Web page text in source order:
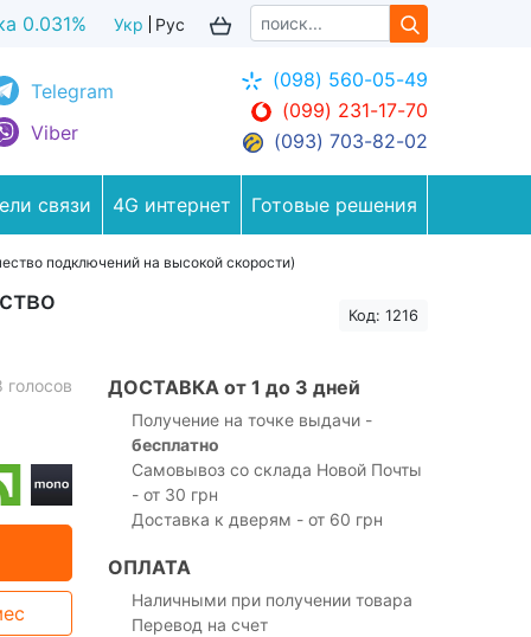
0.036% Укр Рус
Telegram
Viber
(098) 560-05-49
(099) 231-17-70
(093) 703-82-02
связи 4G интернет Готовые решения
подключений на высокой скорости)
Код: 1216
голосов ДОСТАВКА от 1 до 3 дней
Получение на точке выдачи -
бесплатно
Самовывоз со склада Новой Почты
- от 30 грн
Доставка к дверям - от 60 грн
ОПЛАТА
Наличными при получении товара
Перевод на счет